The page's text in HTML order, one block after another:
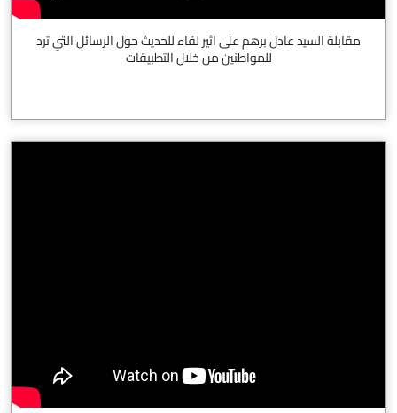
مقابلة السيد عادل برهم على اثير لقاء للحديث حول الرسائل التي ترد
للمواطنين من خلال التطبيقات